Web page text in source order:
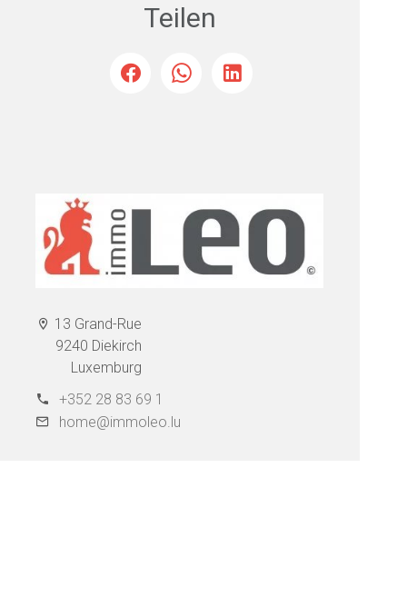
Teilen
13 Grand-Rue
9240 Diekirch
Luxemburg
+352 28 83 69 1
home@immoleo.lu